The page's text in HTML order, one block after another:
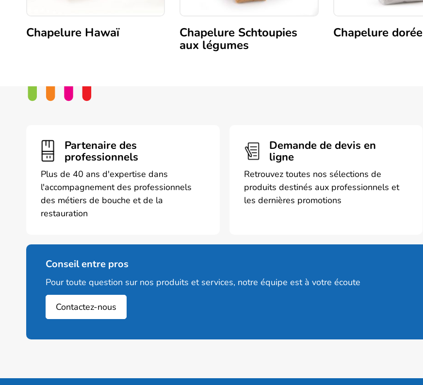
Chapelure Hawaï
Chapelure Schtoupies
aux légumes
Chapelure dorée
Partenaire des
professionnels
Plus de 40 ans d'expertise dans
l'accompagnement des professionnels
des métiers de bouche et de la
restauration
Demande de devis en
ligne
Retrouvez toutes nos sélections de
produits destinés aux professionnels et
les dernières promotions
Conseil entre pros
Pour toute question sur nos produits et services, notre équipe est à votre écoute
Contactez-nous